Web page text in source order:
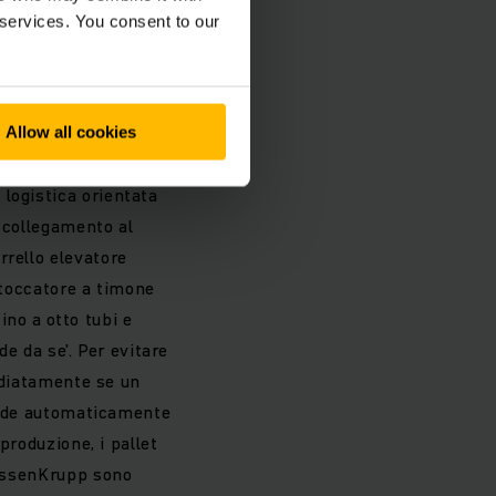
You consent to our
Allow all cookies
aumentare la
logistica orientata
al
elevatore
a timone
a otto tubi e
da se’. Per evitare
se un
automaticamente
i pallet
sono